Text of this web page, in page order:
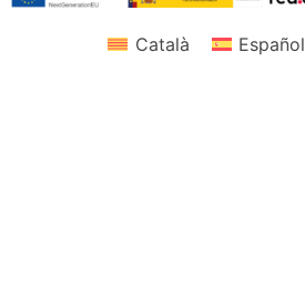
Català Español